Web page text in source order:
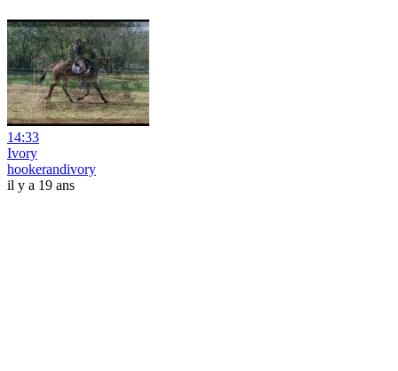
14:33
Ivory
hookerandivory
il y a 19 ans